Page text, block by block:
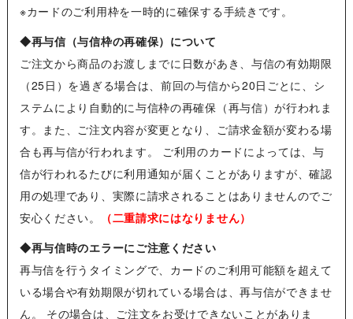
※カードのご利用枠を一時的に確保する手続きです。
◆再与信（与信枠の再確保）について
ご注文から商品のお渡しまでに日数があき、与信の有効期限
（25日）を過ぎる場合は、前回の与信から20日ごとに、シ
ステムにより自動的に与信枠の再確保（再与信）が行われま
す。また、ご注文内容が変更となり、ご請求金額が変わる場
合も再与信が行われます。 ご利用のカードによっては、与
信が行われるたびに利用通知が届くことがありますが、確認
用の処理であり、実際に請求されることはありませんのでご
安心ください。
（二重請求にはなりません）
◆再与信時のエラーにご注意ください
再与信を行うタイミングで、カードのご利用可能額を超えて
いる場合や有効期限が切れている場合は、再与信ができませ
ん。 その場合は、ご注文をお受けできないことがありま